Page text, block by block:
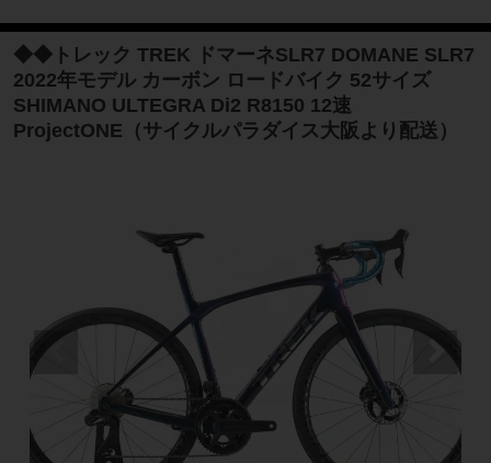
◆◆トレック TREK ドマーネSLR7 DOMANE SLR7
2022年モデル カーボン ロードバイク 52サイズ
SHIMANO ULTEGRA Di2 R8150 12速
ProjectONE（サイクルパラダイス大阪より配送）